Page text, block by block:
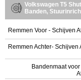
Volkswagen T5
Banden,
Remmen Voor - Schijven
Remmen Achter- Schijven
Bandenmaat